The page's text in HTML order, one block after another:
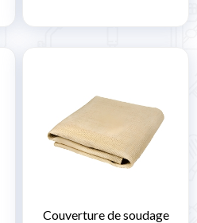
Couverture de soudage